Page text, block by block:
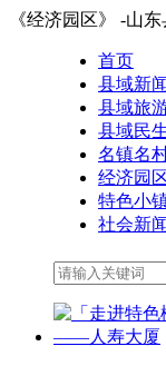
《经济园区》 -山
首页
县域新闻
县域旅
县域民
名镇名
经济园
特色小
社会新闻